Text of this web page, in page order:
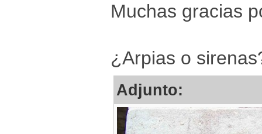
Muchas gracias
¿Arpias o
Adjunto: